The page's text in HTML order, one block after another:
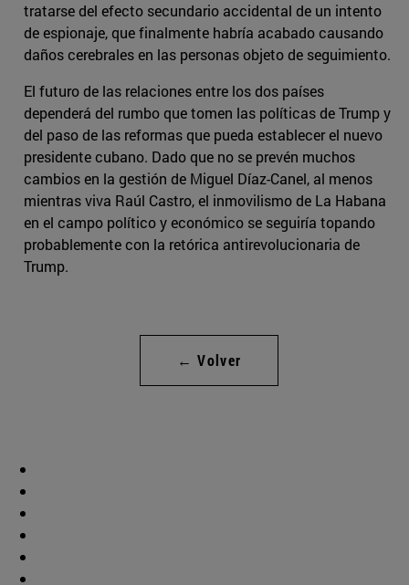
tratarse del efecto secundario accidental de un intento
de espionaje, que finalmente habría acabado causando
daños cerebrales en las personas objeto de seguimiento.
El futuro de las relaciones entre los dos países
dependerá del rumbo que tomen las políticas de Trump y
del paso de las reformas que pueda establecer el nuevo
presidente cubano. Dado que no se prevén muchos
cambios en la gestión de Miguel Díaz-Canel, al menos
mientras viva Raúl Castro, el inmovilismo de La Habana
en el campo político y económico se seguiría topando
probablemente con la retórica antirevolucionaria de
Trump.
← Volver